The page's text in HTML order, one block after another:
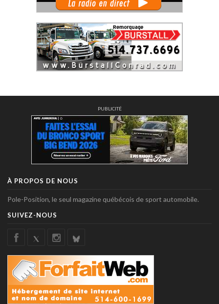
PUBLICITÉ
À PROPOS DE NOUS
Pole-Position, le seul magazine québécois de sport automobile.
SUIVEZ-NOUS